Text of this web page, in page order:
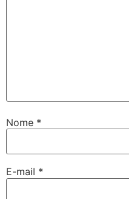
Nome *
E-mail *